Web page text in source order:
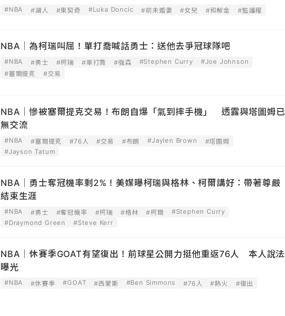
#NBA #湖人 #東契奇 #Luka Doncic #前未婚妻 #女兒 #和解金 #監護權
NBA｜為柯瑞叫屈！單打喬喊話勇士：送他去爭冠球隊吧
#NBA #勇士 #柯瑞 #單打喬 #強森 #Stephen Curry
#Joe Johnson
#塞爾提克
#交易
NBA｜慘被塞爾提克交易！布朗自爆「氣到摔手機」 透露與塔圖姆已
無交流
#NBA #塞爾提克 #76人 #交易 #布朗 #Jaylen Brown
#塔圖姆
#Jayson Tatum
NBA｜勇士奪冠機率剩2%！美媒曝柯瑞與格林、柯爾講好：帶著尊嚴
結束生涯
#NBA #勇士 #奪冠機率 #柯瑞 #格林 #柯爾
#Stephen Curry
#Draymond Green
#Steve Kerr
NBA｜休賽季GOAT有望復出！前球星公開力挺他重返76人 本人說法
曝光
#NBA #休賽季 #GOAT #西蒙斯 #Ben Simmons #76人 #熱火 #復出